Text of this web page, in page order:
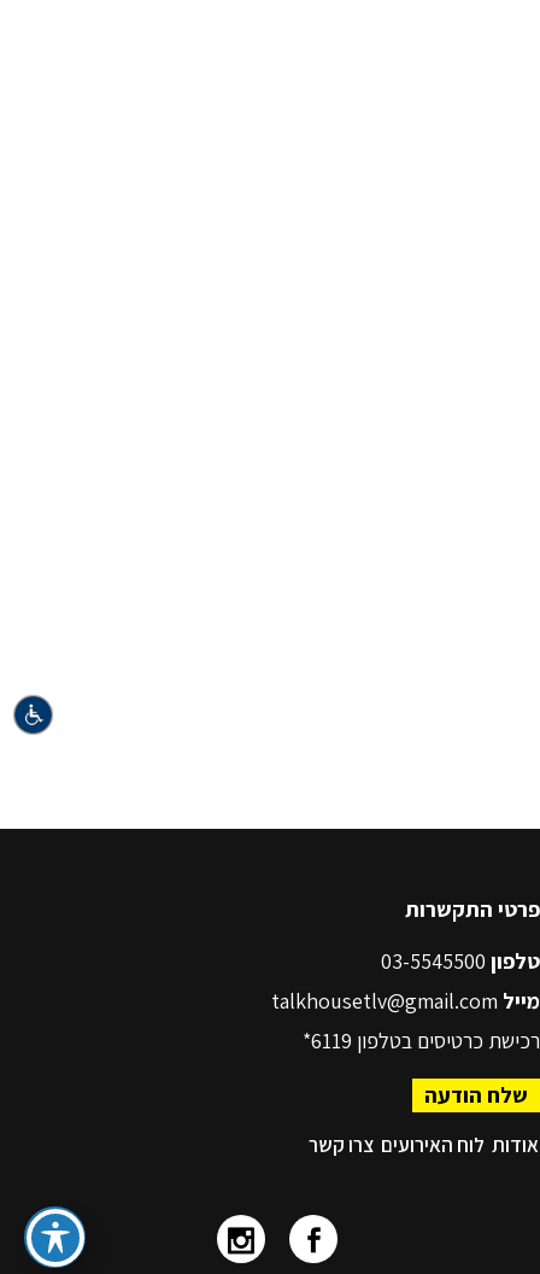
פרטי התקשרות
טלפון
מייל talkhousetlv@gmail.com
רכישת כרטיסים בטלפון 6119*
שלח הודעה
אודות לוח האירועים צרו קשר